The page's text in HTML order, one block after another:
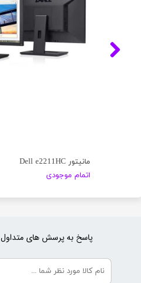
مانیتور Dell e2211HC
اتمام موجودی
پاسخ به پرسش های متداول